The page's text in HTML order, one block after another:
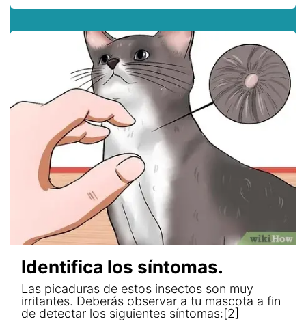
Identifica los síntomas.
Las picaduras de estos insectos son muy
irritantes. Deberás observar a tu mascota a fin
de detectar los siguientes síntomas:[2]